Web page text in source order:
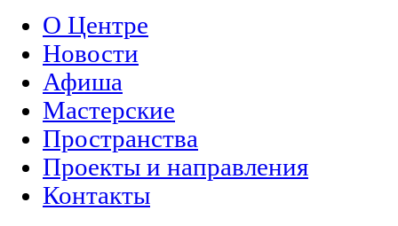
Главное меню
О Центре
Новости
Афиша
Мастерские
Пространства
Проекты и направления
Контакты